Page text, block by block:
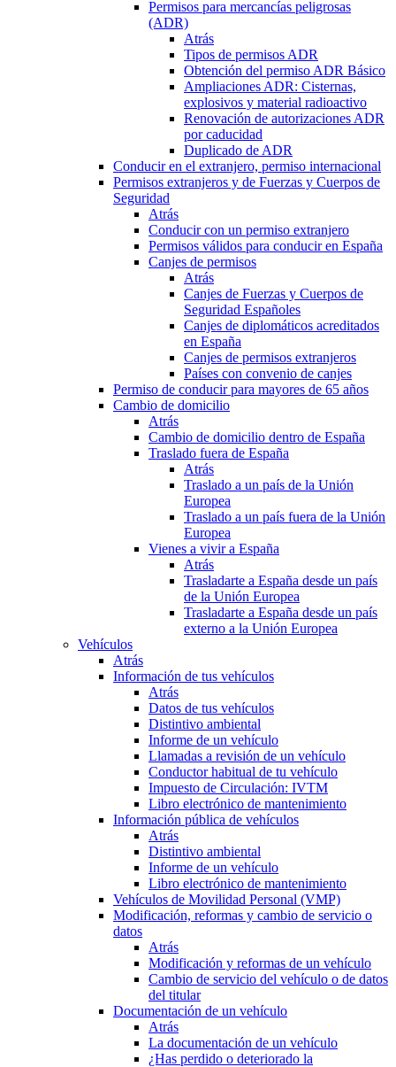
Permisos para mercancías peligrosas
(ADR)
Atrás
Tipos de permisos ADR
Obtención del permiso ADR Básico
Ampliaciones ADR: Cisternas,
explosivos y material radioactivo
Renovación de autorizaciones ADR
por caducidad
Duplicado de ADR
Conducir en el extranjero, permiso internacional
Permisos extranjeros y de Fuerzas y Cuerpos de
Seguridad
Atrás
Conducir con un permiso extranjero
Permisos válidos para conducir en España
Canjes de permisos
Atrás
Canjes de Fuerzas y Cuerpos de
Seguridad Españoles
Canjes de diplomáticos acreditados
en España
Canjes de permisos extranjeros
Países con convenio de canjes
Permiso de conducir para mayores de 65 años
Cambio de domicilio
Atrás
Cambio de domicilio dentro de España
Traslado fuera de España
Atrás
Traslado a un país de la Unión
Europea
Traslado a un país fuera de la Unión
Europea
Vienes a vivir a España
Atrás
Trasladarte a España desde un país
de la Unión Europea
Trasladarte a España desde un país
externo a la Unión Europea
Vehículos
Atrás
Información de tus vehículos
Atrás
Datos de tus vehículos
Distintivo ambiental
Informe de un vehículo
Llamadas a revisión de un vehículo
Conductor habitual de tu vehículo
Impuesto de Circulación: IVTM
Libro electrónico de mantenimiento
Información pública de vehículos
Atrás
Distintivo ambiental
Informe de un vehículo
Libro electrónico de mantenimiento
Vehículos de Movilidad Personal (VMP)
Modificación, reformas y cambio de servicio o
datos
Atrás
Modificación y reformas de un vehículo
Cambio de servicio del vehículo o de datos
del titular
Documentación de un vehículo
Atrás
La documentación de un vehículo
¿Has perdido o deteriorado la